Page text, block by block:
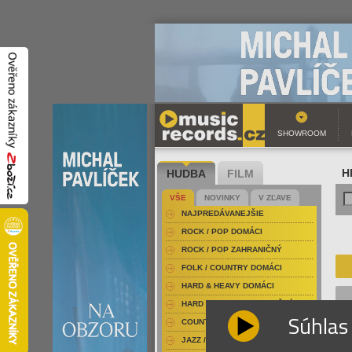
SHOWROOM
HUDBA FILM
VŠE NOVINKY
V ZĽAVE
NAJPREDÁVANEJŠIE
ROCK / POP DOMÁCI
ROCK / POP ZAHRANIČNÝ
FOLK / COUNTRY DOMÁCI
HARD & HEAVY DOMÁCI
HARD & HEAVY ZAHRANIČNÝ
COUNTRY
JAZZ / BLUES